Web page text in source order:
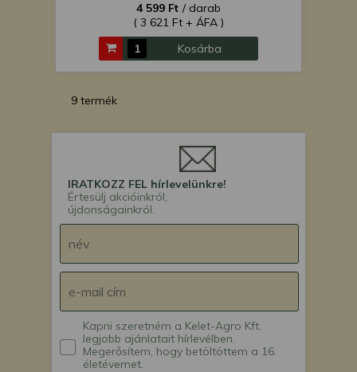
4 599 Ft / darab
( 3 621 Ft + ÁFA )
Kosárba
9 termék
IRATKOZZ FEL hírlevelünkre!
Értesülj akcióinkról,
újdonságainkról.
Kapni szeretném a Kelet-Agro Kft.
legjobb ajánlatait hírlevélben.
Megerősítem, hogy betöltöttem a 16.
életévemet.